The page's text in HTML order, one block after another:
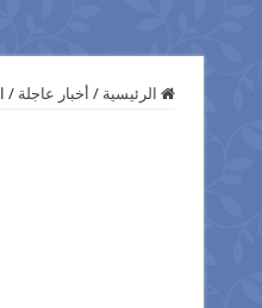
الرئيسية / أخبار عاجلة /